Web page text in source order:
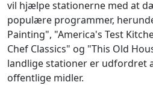
vil hjælpe stationerne med at
populære programmer,
Painting", "America's Test
Chef Classics" og "This Old
landlige stationer er udfordret
offentlige midler.